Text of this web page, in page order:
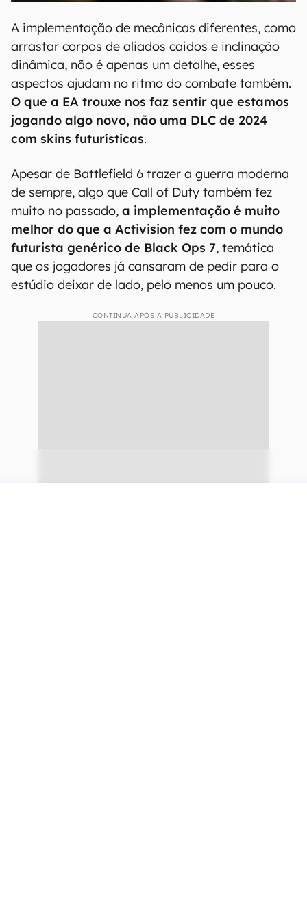
A implementação de mecânicas diferentes, como
arrastar corpos de aliados caidos e inclinação
dinâmica, não é apenas um detalhe, esses
aspectos ajudam no ritmo do combate também.
O que a EA trouxe nos faz sentir que estamos
jogando algo novo, não uma DLC de 2024
com skins futurísticas.
Apesar de Battlefield 6 trazer a guerra moderna
de sempre, algo que Call of Duty também fez
muito no passado, a implementação é muito
melhor do que a Activision fez com o mundo
futurista genérico de Black Ops 7, temática
que os jogadores já cansaram de pedir para o
estúdio deixar de lado, pelo menos um pouco.
CONTINUA APÓS A PUBLICIDADE